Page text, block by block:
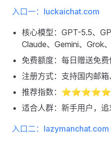
入口一：luckaichat.com
核心模型：GPT-5.5、
Claude、Gemini、Grok
免费额度：每日赠送免
注册方式：支持国内邮
推荐指数：⭐⭐⭐⭐⭐
适合人群：新手用户，
入口二：lazymanchat.com